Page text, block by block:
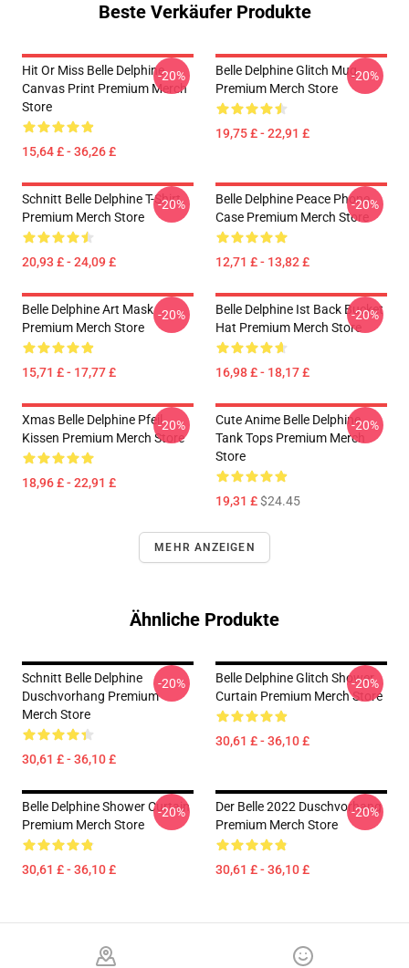
Beste Verkäufer Produkte
Hit Or Miss Belle Delphine
Canvas Print Premium Merch
Store
15,64 £ - 36,26 £
-20%
Belle Delphine Glitch Mug
Premium Merch Store
19,75 £ - 22,91 £
-20%
Schnitt Belle Delphine T-Shirt
Premium Merch Store
20,93 £ - 24,09 £
-20%
Belle Delphine Peace Phone
Case Premium Merch Store
12,71 £ - 13,82 £
-20%
Belle Delphine Art Mask
Premium Merch Store
15,71 £ - 17,77 £
-20%
Belle Delphine Ist Back Bucket
Hat Premium Merch Store
16,98 £ - 18,17 £
-20%
Xmas Belle Delphine Pfeil
Kissen Premium Merch Store
18,96 £ - 22,91 £
-20%
Cute Anime Belle Delphine
Tank Tops Premium Merch
Store
19,31 £$24.45
-20%
MEHR ANZEIGEN
Ähnliche Produkte
Schnitt Belle Delphine
Duschvorhang Premium
Merch Store
30,61 £ - 36,10 £
-20%
Belle Delphine Glitch Shower
Curtain Premium Merch Store
30,61 £ - 36,10 £
-20%
Belle Delphine Shower Curtain
Premium Merch Store
30,61 £ - 36,10 £
-20%
Der Belle 2022 Duschvorhang
Premium Merch Store
30,61 £ - 36,10 £
-20%